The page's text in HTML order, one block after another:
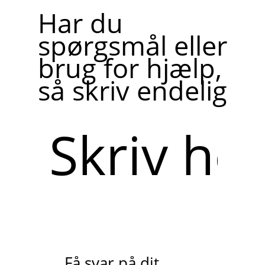
Har du
spørgsmål eller
brug for hjælp,
så skriv endelig
her